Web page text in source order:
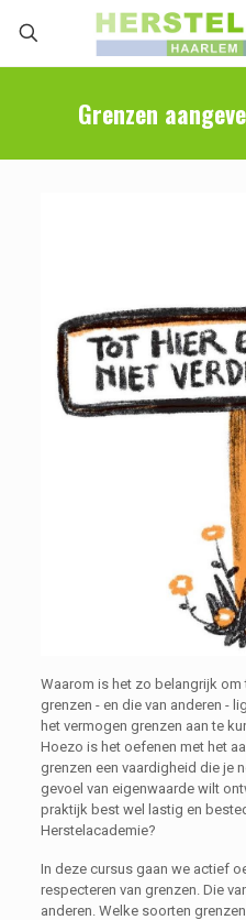
Grenzen
Waarom is het zo belangrijk om
grenzen - en die van anderen -
het vermogen grenzen aan te
Hoezo is het oefenen met het
grenzen een vaardigheid die je
gevoel van eigenwaarde wilt
praktijk best wel lastig en
Herstelacademie?
In deze cursus gaan we actief
respecteren van grenzen. Die
anderen. Welke soorten